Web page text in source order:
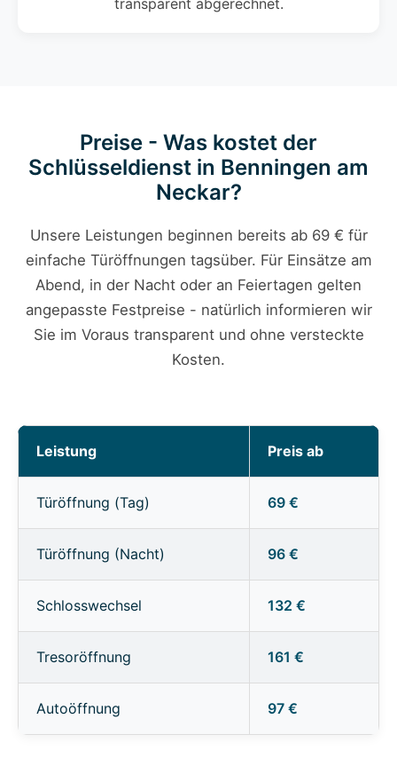
transparent abgerechnet.
Preise - Was kostet der
Schlüsseldienst in Benningen am
Neckar?
Unsere Leistungen beginnen bereits ab 69 € für
einfache Türöffnungen tagsüber. Für Einsätze am
Abend, in der Nacht oder an Feiertagen gelten
angepasste Festpreise - natürlich informieren wir
Sie im Voraus transparent und ohne versteckte
Kosten.
Leistung Preis ab
Türöffnung (Tag) 69 €
Türöffnung (Nacht) 96 €
Schlosswechsel 132 €
Tresoröffnung 161 €
Autoöffnung 97 €